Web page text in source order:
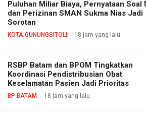
Puluhan Miliar Biaya, Pernyataan Soal
dan Perizinan SMAN Sukma Nias Jadi
Sorotan
KOTA GUNUNGSITOLI 18 jam yang lalu
RSBP Batam dan BPOM Tingkatkan
Koordinasi Pendistribusian Obat
Keselamatan Pasien Jadi Prioritas
BP BATAM 18 jam yang lalu